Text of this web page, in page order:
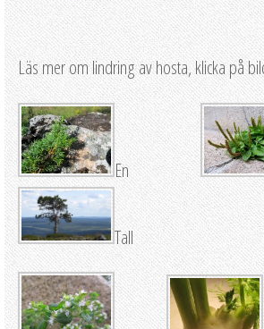
Läs mer om lindring av hosta, klicka på
En
Tall